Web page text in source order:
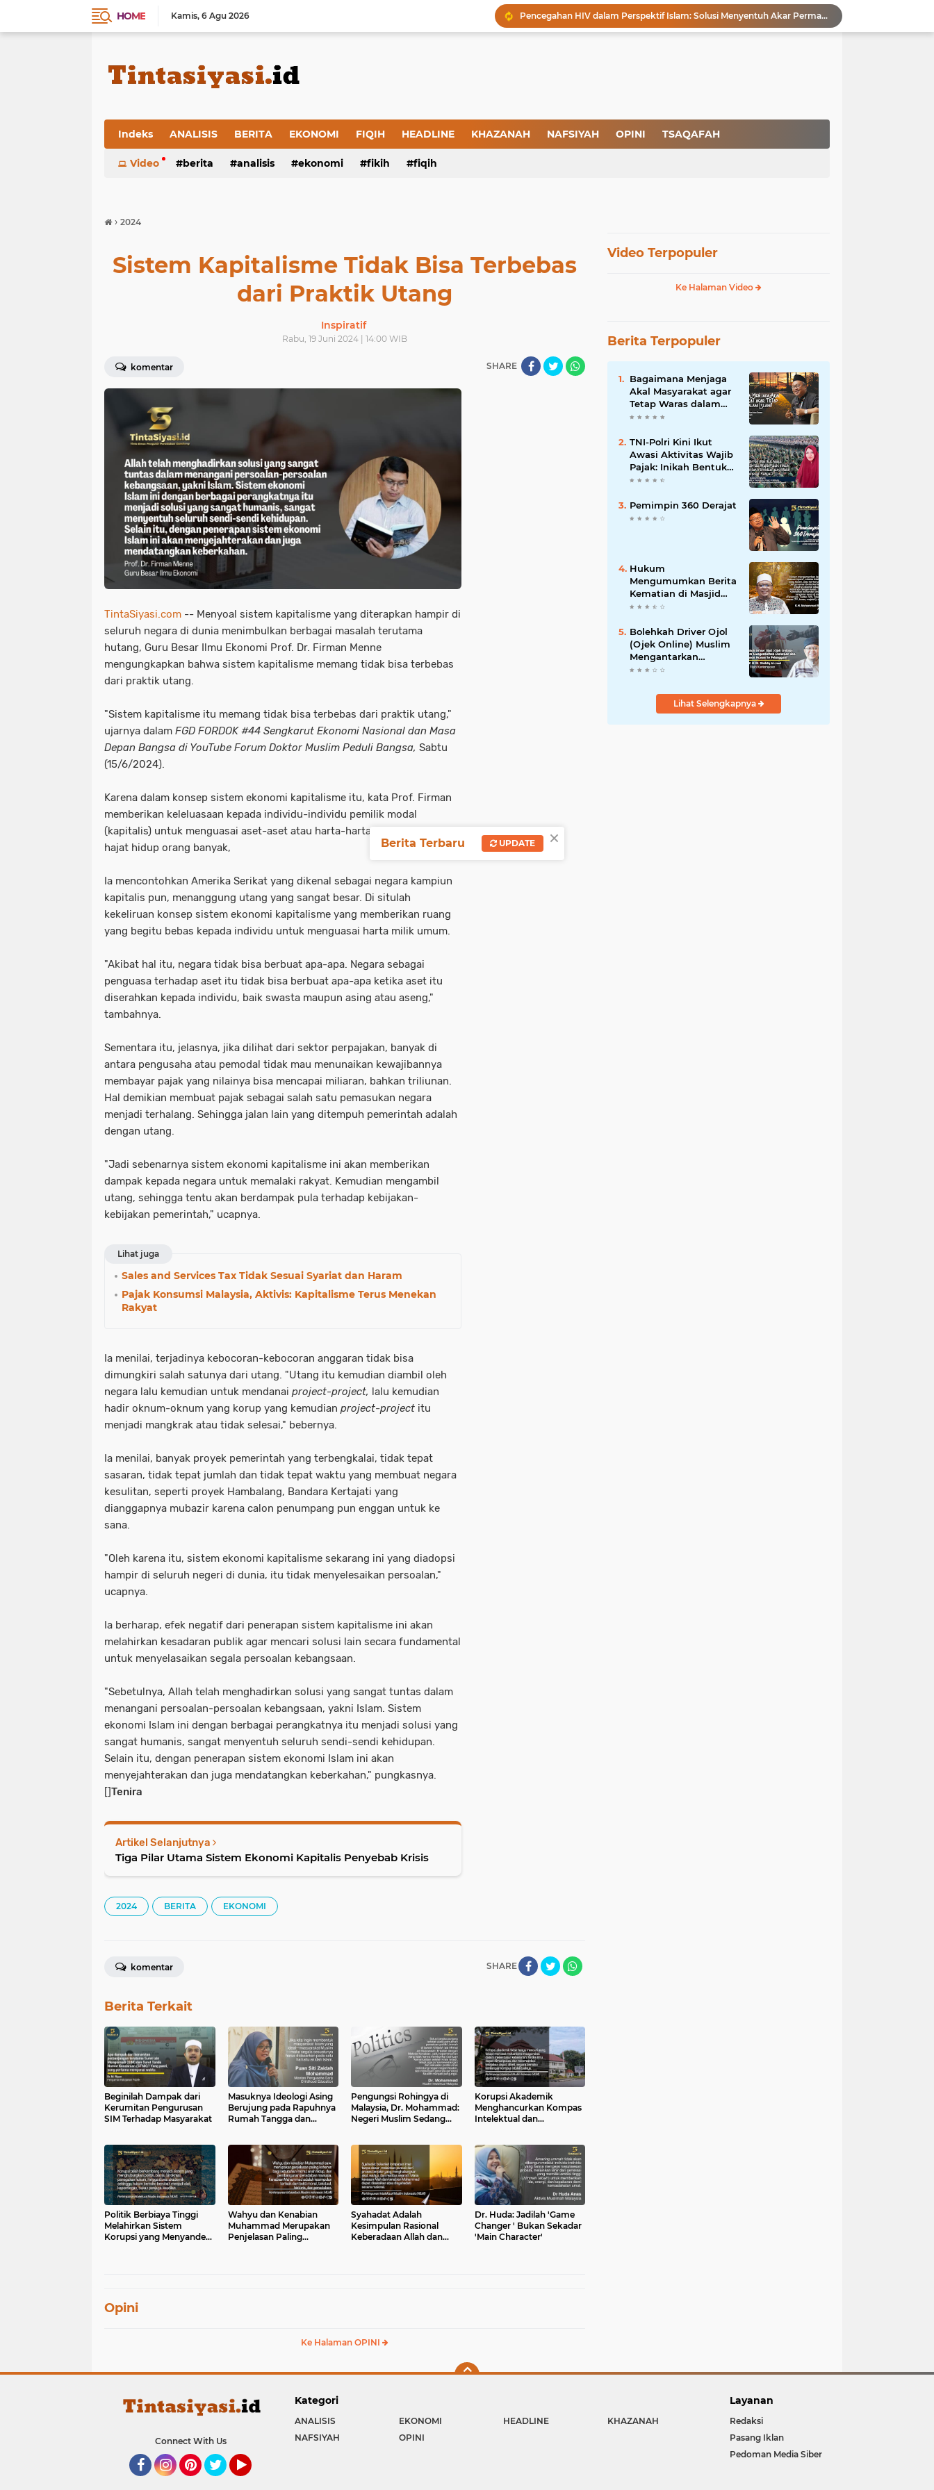
HOME Kamis 6 Agu 2026
Pencegahan HIV dalam Perspektif Islam: Solusi Menyentuh Akar Permasalahan
Menjaga Hadis, Menjaga Peradaban
"Londo Ireng", Saat Hasan Nasbi Membahayakan Presiden
Fenomena Court of Netizen: Urgensi Kepastian Standar Hukum dan Moral dalam Perspektif Islam
Indeks ANALISIS BERITA EKONOMI FIQIH HEADLINE KHAZANAH NAFSIYAH OPINI TSAQAFAH
Video berita analisis ekonomi fikih fiqih
› 2024
Sistem Kapitalisme Tidak Bisa Terbebas
dari Praktik Utang
Inspiratif
Rabu, 19 Juni 2024 | 14:00 WIB
komentar SHARE
TintaSiyasi.com -- Menyoal sistem kapitalisme yang diterapkan hampir di
seluruh negara di dunia menimbulkan berbagai masalah terutama
hutang, Guru Besar Ilmu Ekonomi Prof. Dr. Firman Menne
mengungkapkan bahwa sistem kapitalisme memang tidak bisa terbebas
dari praktik utang.
"Sistem kapitalisme itu memang tidak bisa terbebas dari praktik utang,"
ujarnya dalam FGD FORDOK #44 Sengkarut Ekonomi Nasional dan Masa
Depan Bangsa di YouTube Forum Doktor Muslim Peduli Bangsa, Sabtu
(15/6/2024).
Karena dalam konsep sistem ekonomi kapitalisme itu, kata Prof. Firman
memberikan keleluasaan kepada individu-individu pemilik modal
(kapitalis) untuk menguasai aset-aset atau harta-harta yang menguasai
hajat hidup orang banyak,
Ia mencontohkan Amerika Serikat yang dikenal sebagai negara kampiun
kapitalis pun, menanggung utang yang sangat besar. Di situlah
kekeliruan konsep sistem ekonomi kapitalisme yang memberikan ruang
yang begitu bebas kepada individu untuk menguasai harta milik umum.
"Akibat hal itu, negara tidak bisa berbuat apa-apa. Negara sebagai
penguasa terhadap aset itu tidak bisa berbuat apa-apa ketika aset itu
diserahkan kepada individu, baik swasta maupun asing atau aseng,"
tambahnya.
Sementara itu, jelasnya, jika dilihat dari sektor perpajakan, banyak di
antara pengusaha atau pemodal tidak mau menunaikan kewajibannya
membayar pajak yang nilainya bisa mencapai miliaran, bahkan triliunan.
Hal demikian membuat pajak sebagai salah satu pemasukan negara
menjadi terhalang. Sehingga jalan lain yang ditempuh pemerintah adalah
dengan utang.
"Jadi sebenarnya sistem ekonomi kapitalisme ini akan memberikan
dampak kepada negara untuk memalaki rakyat. Kemudian mengambil
utang, sehingga tentu akan berdampak pula terhadap kebijakan-
kebijakan pemerintah," ucapnya.
Lihat juga
Sales and Services Tax Tidak Sesuai Syariat dan Haram
Pajak Konsumsi Malaysia, Aktivis: Kapitalisme Terus Menekan
Rakyat
Ia menilai, terjadinya kebocoran-kebocoran anggaran tidak bisa
dimungkiri salah satunya dari utang. "Utang itu kemudian diambil oleh
negara lalu kemudian untuk mendanai project-project, lalu kemudian
hadir oknum-oknum yang korup yang kemudian project-project itu
menjadi mangkrak atau tidak selesai," bebernya.
Ia menilai, banyak proyek pemerintah yang terbengkalai, tidak tepat
sasaran, tidak tepat jumlah dan tidak tepat waktu yang membuat negara
kesulitan, seperti proyek Hambalang, Bandara Kertajati yang
dianggapnya mubazir karena calon penumpang pun enggan untuk ke
sana.
"Oleh karena itu, sistem ekonomi kapitalisme sekarang ini yang diadopsi
hampir di seluruh negeri di dunia, itu tidak menyelesaikan persoalan,"
ucapnya.
Ia berharap, efek negatif dari penerapan sistem kapitalisme ini akan
melahirkan kesadaran publik agar mencari solusi lain secara fundamental
untuk menyelasaikan segala persoalan kebangsaan.
"Sebetulnya, Allah telah menghadirkan solusi yang sangat tuntas dalam
menangani persoalan-persoalan kebangsaan, yakni Islam. Sistem
ekonomi Islam ini dengan berbagai perangkatnya itu menjadi solusi yang
sangat humanis, sangat menyentuh seluruh sendi-sendi kehidupan.
Selain itu, dengan penerapan sistem ekonomi Islam ini akan
menyejahterakan dan juga mendatangkan keberkahan," pungkasnya.
[]Tenira
Artikel Selanjutnya
Tiga Pilar Utama Sistem Ekonomi Kapitalis Penyebab Krisis
2024 BERITA EKONOMI
SHARE
komentar
Berita Terkait
Beginilah Dampak dari
Kerumitan Pengurusan
SIM Terhadap Masyarakat
Masuknya Ideologi Asing
Berujung pada Rapuhnya
Rumah Tangga dan
Pengungsi Rohingya di
Malaysia, Dr. Mohammad:
Negeri Muslim Sedang
Korupsi Akademik
Menghancurkan Kompas
Intelektual dan
Politik Berbiaya Tinggi
Melahirkan Sistem
Korupsi yang Menyandera
Wahyu dan Kenabian
Muhammad Merupakan
Penjelasan Paling
Syahadat Adalah
Kesimpulan Rasional
Keberadaan Allah dan
Dr. Huda: Jadilah 'Game
Changer ' Bukan Sekadar
'Main Character'
Opini
Ke Halaman OPINI
Video Terpopuler
Ke Halaman Video
Berita Terpopuler
Bagaimana Menjaga
Akal Masyarakat agar
Tetap Waras dalam
Islam?
TNI-Polri Kini Ikut
Awasi Aktivitas Wajib
Pajak: Inikah Bentuk
Intimidasi yang Makin
Pemimpin 360 Derajat
Hukum
Mengumumkan Berita
Kematian di Masjid
dan Medsos
Bolehkah Driver Ojol
(Ojek Online) Muslim
Mengantarkan
Makanan dan
Pelanggan?
Lihat Selengkapnya
Connect With Us
Kategori
ANALISIS EKONOMI HEADLINE
KHAZANAH
NAFSIYAH
OPINI
Layanan
Redaksi
Pasang Iklan
Pedoman Media Siber
×
Berita Terbaru UPDATE